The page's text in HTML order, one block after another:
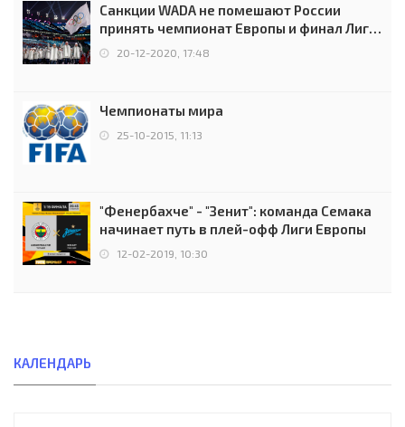
Санкции WADA не помешают России
принять чемпионат Европы и финал Лиги
чемпионов.
20-12-2020, 17:48
Чемпионаты мира
25-10-2015, 11:13
"Фенербахче" - "Зенит": команда Семака
начинает путь в плей-офф Лиги Европы
12-02-2019, 10:30
КАЛЕНДАРЬ